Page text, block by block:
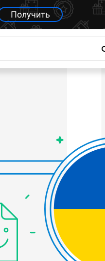
Получить